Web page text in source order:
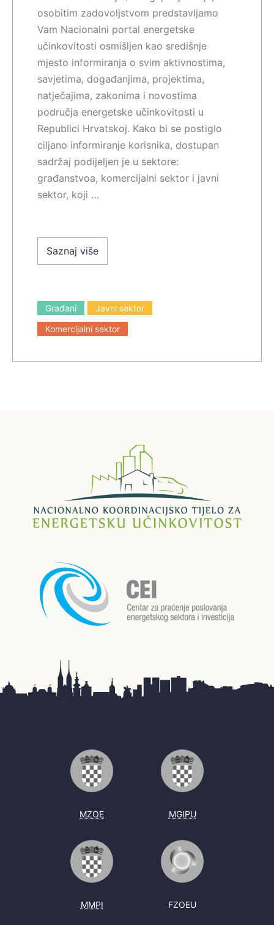
osobitim zadovoljstvom predstavljamo
Vam Nacionalni portal energetske
učinkovitosti osmišljen kao središnje
mjesto informiranja o svim aktivnostima,
savjetima, događanjima, projektima,
natječajima, zakonima i novostima
područja energetske učinkovitosti u
Republici Hrvatskoj. Kako bi se postiglo
ciljano informiranje korisnika, dostupan
sadržaj podijeljen je u sektore:
građanstvoa, komercijalni sektor i javni
sektor, koji …
Saznaj više
Građani
Javni sektor
Komercijalni sektor
MZOE MGIPU
MMPI FZOEU